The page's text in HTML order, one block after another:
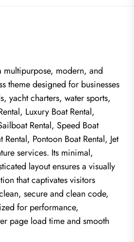
multipurpose, modern, and
theme designed for businesses
yacht charters, water sports,
Luxury Boat Rental,
Rental, Speed Boat
Rental, Pontoon Boat Rental, Jet
services. Its minimal,
layout ensures a visually
that captivates visitors
secure and clean code,
for performance,
page load time and smooth